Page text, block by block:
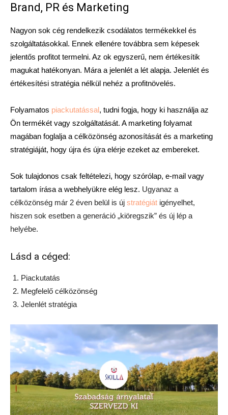
Brand, PR és Marketing
Nagyon sok cég rendelkezik csodálatos termékekkel és
szolgáltatásokkal. Ennek ellenére továbbra sem képesek
jelentős profitot termelni. Az ok egyszerű, nem értékesítik
magukat hatékonyan. Mára a jelenlét a lét alapja. Jelenlét és
értékesítési stratégia nélkül nehéz a profitnövelés.
Folyamatos piackutatással, tudni fogja, hogy ki használja az
Ön termékét vagy szolgáltatását. A marketing folyamat
magában foglalja a célközönség azonosítását és a marketing
stratégiáját, hogy újra és újra elérje ezeket az embereket.
Sok tulajdonos csak feltételezi, hogy szórólap, e-mail vagy
tartalom írása a webhelyükre elég lesz. Ugyanaz a
célközönség már 2 éven belül is új stratégiát igényelhet,
hiszen sok esetben a generáció „kiöregszik” és új lép a
helyébe.
Lásd a céged:
Piackutatás
Megfelelő célközönség
Jelenlét stratégia